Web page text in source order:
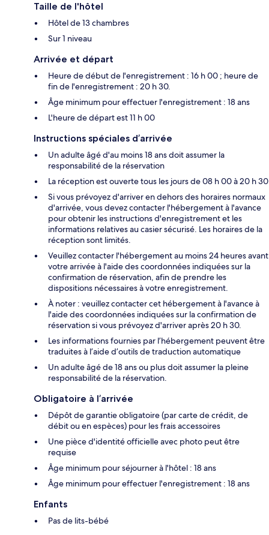
Taille de l'hôtel
Hôtel de 13 chambres
Sur 1 niveau
Arrivée et départ
Heure de début de l'enregistrement : 16 h 00 ; heure de
fin de l'enregistrement : 20 h 30.
Âge minimum pour effectuer l'enregistrement : 18 ans
L'heure de départ est 11 h 00
Instructions spéciales d’arrivée
Un adulte âgé d'au moins 18 ans doit assumer la
responsabilité de la réservation
La réception est ouverte tous les jours de 08 h 00 à 20 h 30
Si vous prévoyez d'arriver en dehors des horaires normaux
d'arrivée, vous devez contacter l'hébergement à l'avance
pour obtenir les instructions d'enregistrement et les
informations relatives au casier sécurisé. Les horaires de la
réception sont limités.
Veuillez contacter l'hébergement au moins 24 heures avant
votre arrivée à l'aide des coordonnées indiquées sur la
confirmation de réservation, afin de prendre les
dispositions nécessaires à votre enregistrement.
À noter : veuillez contacter cet hébergement à l'avance à
l'aide des coordonnées indiquées sur la confirmation de
réservation si vous prévoyez d'arriver après 20 h 30.
Les informations fournies par l’hébergement peuvent être
traduites à l’aide d’outils de traduction automatique
Un adulte âgé de 18 ans ou plus doit assumer la pleine
responsabilité de la réservation.
Obligatoire à l’arrivée
Dépôt de garantie obligatoire (par carte de crédit, de
débit ou en espèces) pour les frais accessoires
Une pièce d'identité officielle avec photo peut être
requise
Âge minimum pour séjourner à l'hôtel : 18 ans
Âge minimum pour effectuer l'enregistrement : 18 ans
Enfants
Pas de lits-bébé